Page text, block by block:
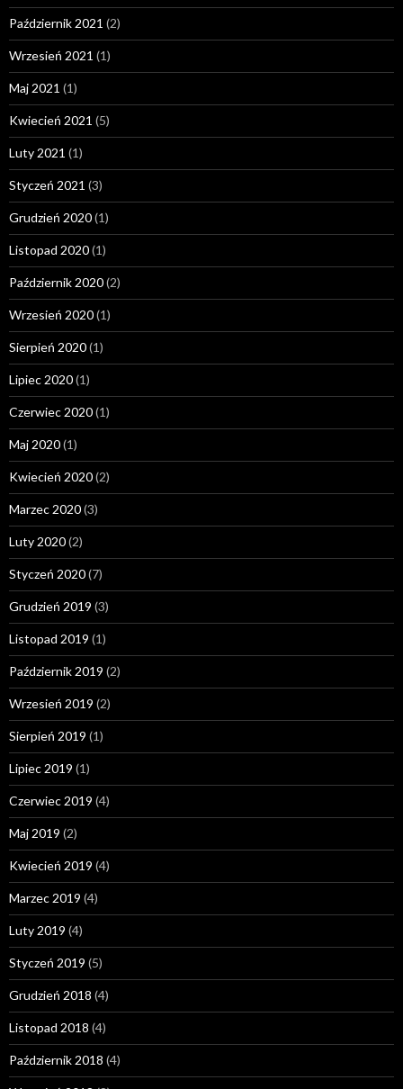
Październik 2021 (2)
Wrzesień 2021 (1)
Maj 2021 (1)
Kwiecień 2021 (5)
Luty 2021 (1)
Styczeń 2021 (3)
Grudzień 2020(1)
Listopad 2020(1)
Październik 2020(2)
Wrzesień 2020(1)
Sierpień 2020(1)
Lipiec 2020(1)
Czerwiec 2020(1)
Maj 2020(1)
Kwiecień 2020(2)
Marzec 2020(3)
Luty 2020(2)
Styczeń 2020(7)
Grudzień 2019 (3)
Listopad 2019 (1)
Październik 2019 (2)
Wrzesień 2019 (2)
Sierpień 2019 (1)
Lipiec 2019 (1)
Czerwiec 2019 (4)
Maj 2019 (2)
Kwiecień 2019 (4)
Marzec 2019 (4)
Luty 2019 (4)
Styczeń 2019 (5)
Grudzień 2018 (4)
Listopad 2018 (4)
Październik 2018 (4)